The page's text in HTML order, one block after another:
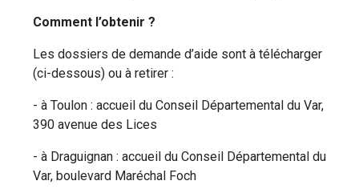
Comment l’obtenir ?
Les dossiers de demande d’aide sont à télécharger
(ci-dessous) ou à retirer :
- à Toulon : accueil du Conseil Départemental du Var,
390 avenue des Lices
- à Draguignan : accueil du Conseil Départemental du
Var, boulevard Maréchal Foch